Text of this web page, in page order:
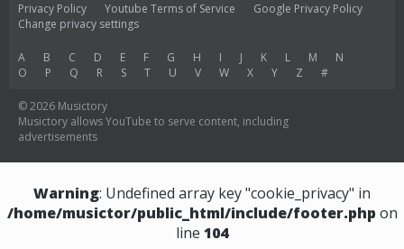
Privacy Policy Youtube Terms of Service
Google Privacy Policy
Change privacy settings
A B C D E F G H I J K L M
N
O
P Q R S T U V W X Y Z #
© 2026 Musictory
Musictory allows YouTube to serve content, including
advertisements
Warning: Undefined array key "cookie_privacy" in
/home/musictor/public_html/include/footer.php on
line 104